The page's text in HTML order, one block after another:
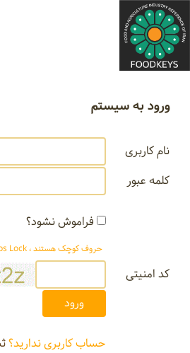
ورود به سیستم
نام کاربری
کلمه عبور
فراموش نشود؟
حروف کوچک هستند ، Caps Lock را خاموش کنید.
کد امنیتی
حساب کاربری ندارید؟